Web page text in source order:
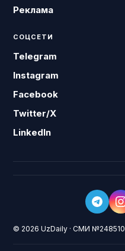
Реклама
СОЦСЕТИ
Telegram
Instagram
Facebook
Twitter/X
LinkedIn
© 2026 UzDaily · СМИ №248510